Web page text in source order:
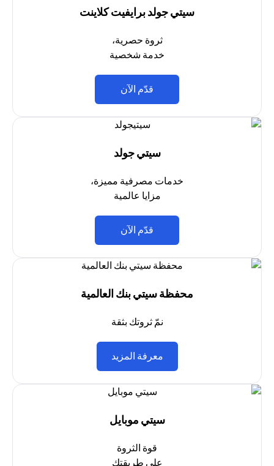
سيتي جولد برايفيت كلاينت
ثروة حصرية،
خدمة شخصية
قدّم الآن
سيتي جولد
خدمات مصرفية مميزة،
مزايا عالمية
قدّم الآن
محفظة سيتي بنك العالمية
نمّ ثروتك بثقة
معرفة المزيد
سيتي موبايل
قوة الثروة
على طريقتك